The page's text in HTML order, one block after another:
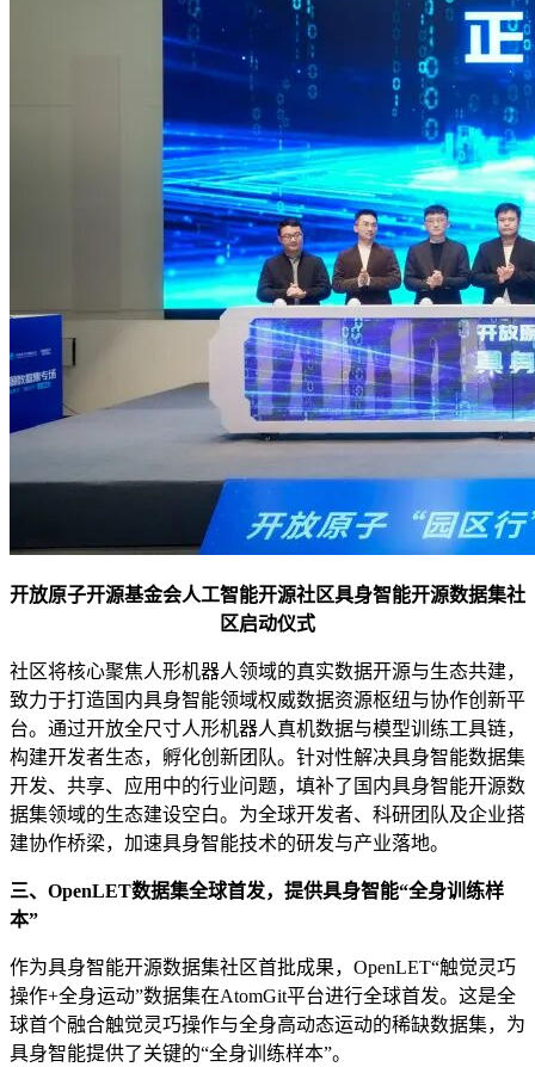
开放原子开源基金会人工智能开源社区具身智能开源数据集社
区启动仪式
社区将核心聚焦人形机器人领域的真实数据开源与生态共建，
致力于打造国内具身智能领域权威数据资源枢纽与协作创新平
台。通过开放全尺寸人形机器人真机数据与模型训练工具链，
构建开发者生态，孵化创新团队。针对性解决具身智能数据集
开发、共享、应用中的行业问题，填补了国内具身智能开源数
据集领域的生态建设空白。为全球开发者、科研团队及企业搭
建协作桥梁，加速具身智能技术的研发与产业落地。
三、OpenLET数据集全球首发，提供具身智能“全身训练样
本”
作为具身智能开源数据集社区首批成果，OpenLET“触觉灵巧
操作+全身运动”数据集在AtomGit平台进行全球首发。这是全
球首个融合触觉灵巧操作与全身高动态运动的稀缺数据集，为
具身智能提供了关键的“全身训练样本”。